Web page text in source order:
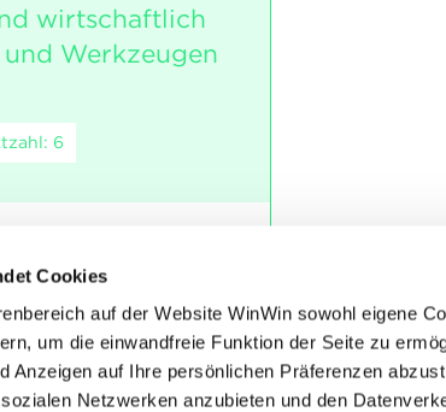
Cookies
auf der Website WinWin sowohl eigene
um die einwandfreie Funktion der Seite zu
Anzeigen auf Ihre persönlichen Präferenzen
Netzwerken anzubieten und den
wirtschaftlich
Werkzeugen
6
und Hilfsstoffen.
Maschinen und Geräten
Grund zur Kritik.